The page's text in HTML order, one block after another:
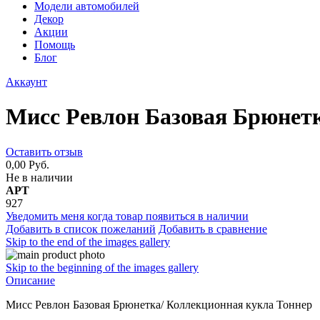
Модели автомобилей
Декор
Акции
Помощь
Блог
Аккаунт
Мисс Ревлон Базовая
Оставить отзыв
0,00 Руб.
Не в наличии
АРТ
927
Уведомить меня когда товар появиться в наличии
Добавить в список пожеланий Добавить в сравнение
Skip to the end of the images gallery
Skip to the beginning of the images gallery
Описание
Мисс Ревлон Базовая Брюнетка/ Коллекционная кукла Тоннер